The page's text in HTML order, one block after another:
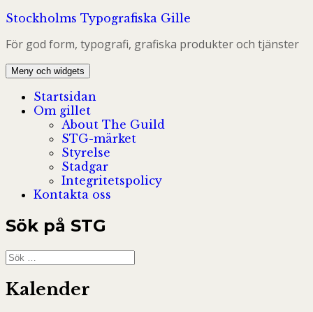
Hoppa
innehåll
Stockholms Typografiska Gille
För god form, typografi, grafiska produkter och tjänster
Meny och widgets
Startsidan
Om gillet
About The Guild
STG-märket
Styrelse
Stadgar
Integritetspolicy
Kontakta oss
Sök på STG
Sök
efter:
Kalender